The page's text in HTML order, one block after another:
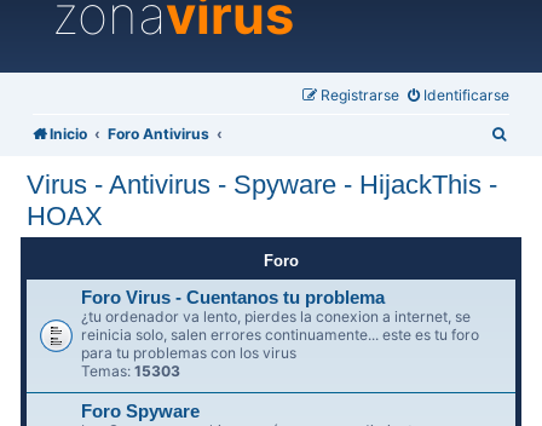
zonavirus
Identificarse
Registrarse
Inicio Foro Antivirus
Virus - Antivirus - Spyware - HijackThis -
HOAX
Foro
Foro Virus - Cuentanos tu problema
¿tu ordenador va lento, pierdes la conexion a internet, se
reinicia solo, salen errores continuamente... este es tu foro
para tu problemas con los virus
Temas:15303
Foro Spyware